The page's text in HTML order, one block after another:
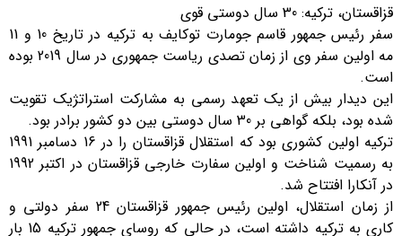
قزاقستان، ترکیه: 30 سال دوستی قوی
سفر رئیس جمهور قاسم جومارت توکایف به ترکیه در تاریخ 10 و 11
مه اولین سفر وی از زمان تصدی ریاست جمهوری در سال 2019 بوده
است.
این دیدار بیش از یک تعهد رسمی به مشارکت استراتژیک تقویت
شده بود، بلکه گواهی بر 30 سال دوستی بین دو کشور برادر بود.
ترکیه اولین کشوری بود که استقلال قزاقستان را در 16 دسامبر 1991
به رسمیت شناخت و اولین سفارت خارجی قزاقستان در اکتبر 1992
در آنکارا افتتاح شد.
از زمان استقلال، اولین رئیس جمهور قزاقستان 24 سفر دولتی و
کاری به ترکیه داشته است، در حالی که روسای جمهور ترکیه 15 بار